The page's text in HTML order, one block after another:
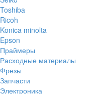
Toshiba
Ricoh
Konica minolta
Epson
Праймеры
Расходные материалы
Фрезы
Запчасти
Электроника